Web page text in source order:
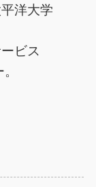
洋大学
ビス